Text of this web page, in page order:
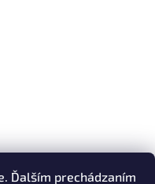
Ďalším prechádzaním